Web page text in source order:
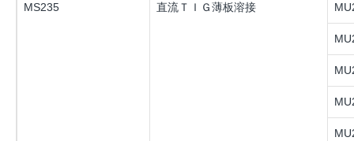
MS235 直流ＴＩＧ薄板溶接